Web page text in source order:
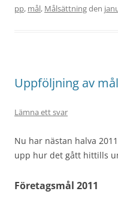
pp, mål, Målsättningden
Uppföljning av
Lämna ett svar
Nu har nästan halva
upp hur det gått hittills
Företagsmål 2011